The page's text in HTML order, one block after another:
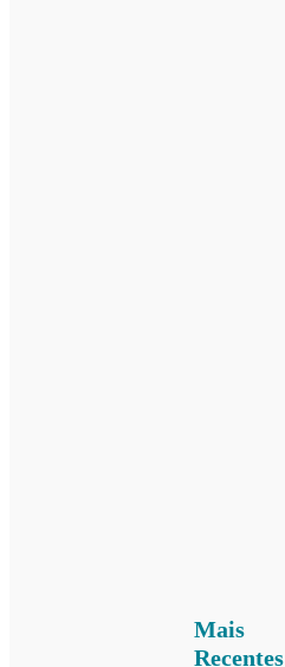
Mais
Recentes